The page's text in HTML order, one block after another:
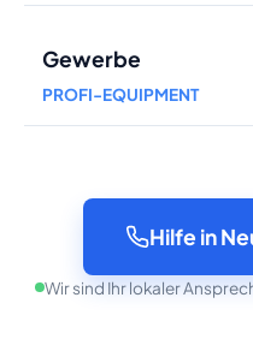
Gewerbe
PROFI-EQUIPMENT
Hilfe in
Wir sind Ihr lokaler